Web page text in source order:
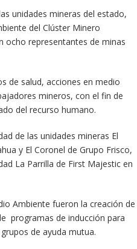
unidades mineras del estado,
del Clúster Minero
ocho representantes de minas
de salud, acciones en medio
mineros, con el fin de
del recurso humano.
de las unidades mineras El
y El Coronel de Grupo Frisco,
La Parrilla de First Majestic en
Ambiente fueron la creación de
programas de inducción para
de ayuda mutua.